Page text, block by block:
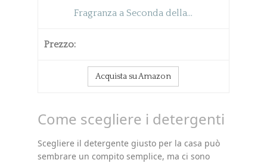
Fragranza a Seconda della...
Acquista su Amazon
Come scegliere i detergenti
Scegliere il detergente giusto per la casa può
sembrare un compito semplice, ma ci sono